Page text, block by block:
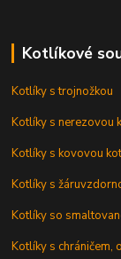
Kotlíkové
Kotlíky s trojnožkou
Kotlíky s nerezovou
Kotlíky s kovovou
Kotlíky s
Kotlíky so
Kotlíky s chráničem,